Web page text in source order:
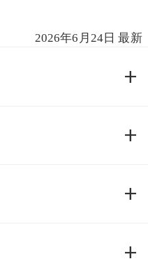
2026年6月24日 最新